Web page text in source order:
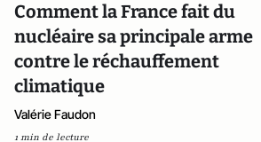
Comment la France fait du
nucléaire sa principale arme
contre le réchauffement
climatique
Valérie Faudon
1 min de lecture